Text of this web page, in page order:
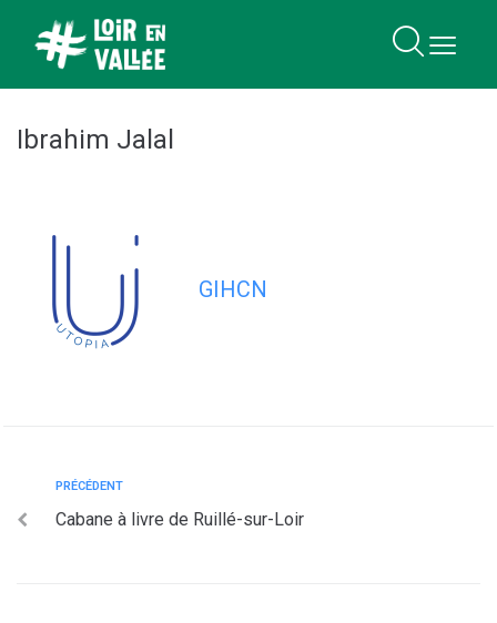
principal
Ibrahim Jalal
GIHCN
PRÉCÉDENT
Cabane à livre de Ruillé-sur-Loir